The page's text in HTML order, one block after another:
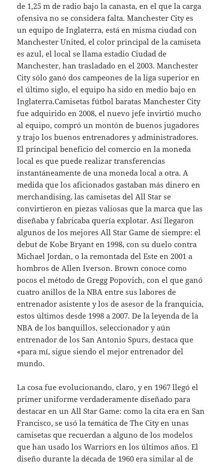
de 1,25 m de radio bajo la canasta, en el que la carga
ofensiva no se considera falta. Manchester City es
un equipo de Inglaterra, está en misma ciudad con
Manchester United, el color principal de la camiseta
es azul, el local se llama estadio Ciudad de
Manchester, han trasladado en el 2003. Manchester
City sólo ganó dos campeones de la liga superior en
el último siglo, el equipo ha sido en medio bajo en
Inglaterra.Camisetas fútbol baratas Manchester City
fue adquirido en 2008, el nuevo jefe invirtió mucho
al equipo, compró un montón de buenos jugadores
y trajo los buenos entrenadores y administradores.
El principal beneficio del comercio en la moneda
local es que puede realizar transferencias
instantáneamente de una moneda local a otra. A
medida que los aficionados gastaban más dinero en
merchandising, las camisetas del All Star se
convirtieron en piezas valiosas que la marca que las
diseñaba y fabricaba quería explotar. Así llegaron
algunos de los mejores All Star Game de siempre: el
debut de Kobe Bryant en 1998, con su duelo contra
Michael Jordan, o la remontada del Este en 2001 a
hombros de Allen Iverson. Brown conoce como
pocos el método de Gregg Popovich, con el que ganó
cuatro anillos de la NBA entre sus labores de
entrenador asistente y los de asesor de la franquicia,
estos últimos desde 1998 a 2007. De la leyenda de la
NBA de los banquillos, seleccionador y aún
entrenador de los San Antonio Spurs, destaca que
«para mí, sigue siendo el mejor entrenador del
mundo.
La cosa fue evolucionando, claro, y en 1967 llegó el
primer uniforme verdaderamente diseñado para
destacar en un All Star Game: como la cita era en San
Francisco, se usó la temática de The City en unas
camisetas que recuerdan a alguno de los modelos
que han usado los Warriors en los últimos años. El
diseño durante la década de 1960 era similar al de